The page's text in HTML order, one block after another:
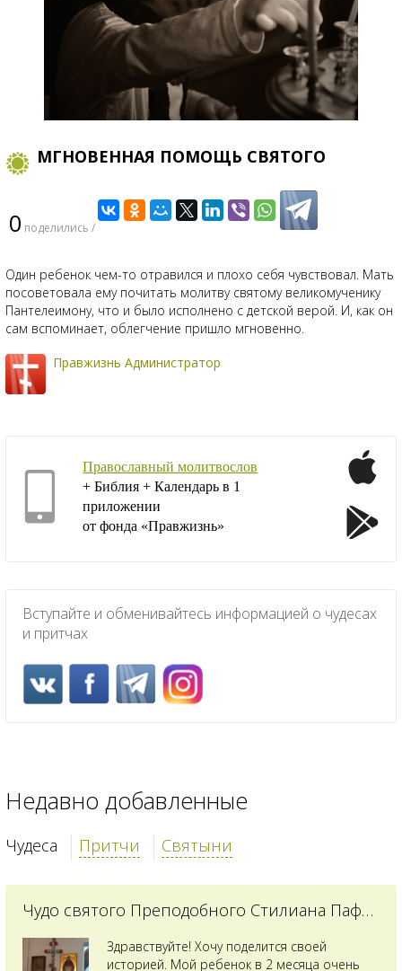
МГНОВЕННАЯ ПОМОЩЬ СВЯТОГО
0 поделились /
Один ребенок чем-то отравился и плохо себя чувствовал. Мать
посоветовала ему почитать молитву святому великомученику
Пантелеимону, что и было исполнено с детской верой. И, как он
сам вспоминает, облегчение пришло мгновенно.
Правжизнь Администратор
Православный молитвослов
+ Библия + Календарь в 1
приложении
от фонда «Правжизнь»
Вступайте и обменивайтесь информацией о чудесах
и притчах
Недавно добавленные
Чудеса Притчи Святыни
Чудо святого Преподобного Стилиана Пафлагонского
Здравствуйте! Хочу поделится своей
историей. Мой ребенок в 2 месяца очень